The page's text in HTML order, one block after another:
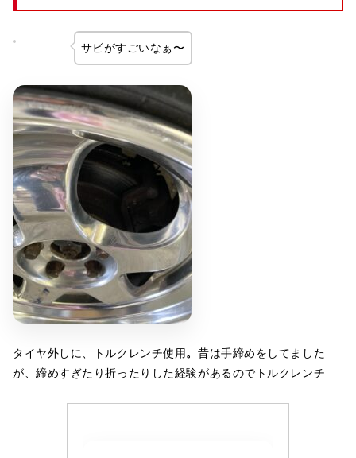
サビがすごいなぁ〜
タイヤ外しに、トルクレンチ使用。 昔は手締めをしてました
が、締めすぎたり折ったりした経験があるのでトルクレンチ